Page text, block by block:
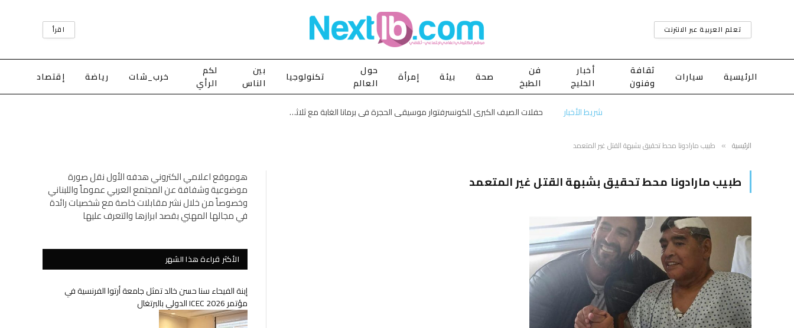
تعلم العربية عبر الانترنت اقرأ
الرئيسية سيارات
ثقافة
وفنون
أخبار
الخليج
فن
الطبخ
صحة بيئة إمرأة
حول
العالم
تكنولوجيا
بين
الناس
لكم
الرأي
خرب_شات رياضة إقتصاد
شريط الأخبار حفلات الصيف الكبرى للكونسرفتوار موسيقى الحجرة في برمانا الغابة مع ثلاثي عبقرية الموسيقى الروسية
الرئيسية » طبيب مارادونا محط تحقيق بشبهة القتل غير المتعمد
طبيب مارادونا محط تحقيق بشبهة القتل غير المتعمد هوموقع اعلامي الكتروني هدفه الأول نقل صورة
موضوعية وشفافة عن المجتمع العربي عموماً واللبناني
وخصوصاً من خلال نشر مقابلات خاصة مع شخصيات رائدة
في مجالها المهني بقصد ابرازها والتعرف عليها
الأكثر قراءة هذا الشهر
إبنة الفيحاء سنا حسن خالد تمثل جامعة أرتوا الفرنسية في
مؤتمر ICEC 2026 الدولي بالبرتغال